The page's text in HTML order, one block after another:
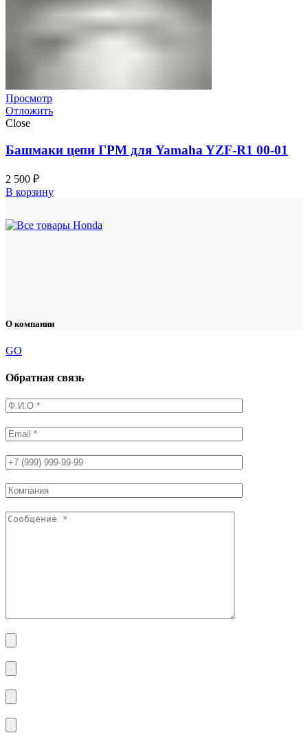
Просмотр
Отложить
Close
Башмаки цепи ГРМ для Yamaha YZF-R1 00-01
2 500 ₽
В корзину
О компании
GO
Обратная связь